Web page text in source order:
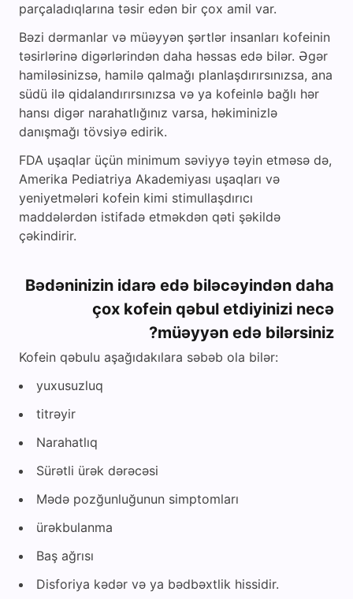
parçaladıqlarına təsir edən bir çox amil var.
Bəzi dərmanlar və müəyyən şərtlər insanları kofeinin
təsirlərinə digərlərindən daha həssas edə bilər. Əgər
hamiləsinizsə, hamilə qalmağı planlaşdırırsınızsa, ana
südü ilə qidalandırırsınızsa və ya kofeinlə bağlı hər
hansı digər narahatlığınız varsa, həkiminizlə
danışmağı tövsiyə edirik.
FDA uşaqlar üçün minimum səviyyə təyin etməsə də,
Amerika Pediatriya Akademiyası uşaqları və
yeniyetmələri kofein kimi stimullaşdırıcı
maddələrdən istifadə etməkdən qəti şəkildə
çəkindirir.
Bədəninizin idarə edə biləcəyindən daha
çox kofein qəbul etdiyinizi necə
müəyyən edə bilərsiniz?
Kofein qəbulu aşağıdakılara səbəb ola bilər:
yuxusuzluq
titrəyir
Narahatlıq
Sürətli ürək dərəcəsi
Mədə pozğunluğunun simptomları
ürəkbulanma
Baş ağrısı
Disforiya kədər və ya bədbəxtlik hissidir.